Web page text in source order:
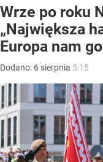
Wrze po roku
„Największa
Europa nam
Dodano: 6 sierpnia 5:15